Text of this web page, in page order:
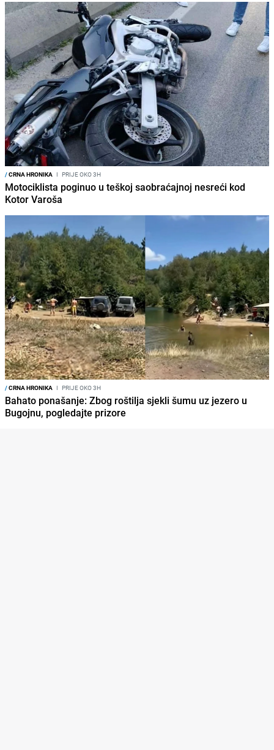
/CRNA HRONIKA I PRIJE OKO 3H
Motociklista poginuo u teškoj saobraćajnoj nesreći kod
Kotor Varoša
/CRNA HRONIKA I PRIJE OKO 3H
Bahato ponašanje: Zbog roštilja sjekli šumu uz jezero u
Bugojnu, pogledajte prizore